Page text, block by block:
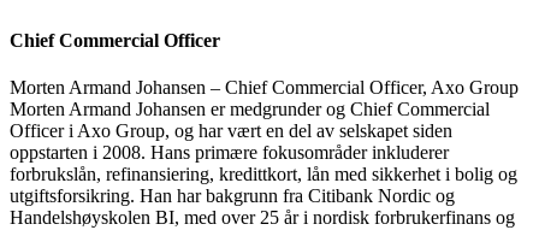
Chief Commercial Officer
Morten Armand Johansen – Chief Commercial Officer, Axo Group
Morten Armand Johansen er medgrunder og Chief Commercial
Officer i Axo Group, og har vært en del av selskapet siden
oppstarten i 2008. Hans primære fokusområder inkluderer
forbrukslån, refinansiering, kredittkort, lån med sikkerhet i bolig og
utgiftsforsikring. Han har bakgrunn fra Citibank Nordic og
Handelshøyskolen BI, med over 25 år i nordisk forbrukerfinans og